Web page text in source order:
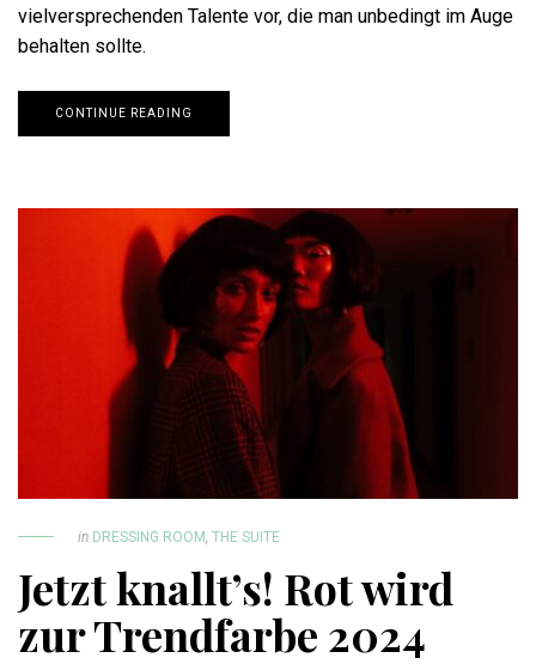
vielversprechenden Talente vor, die man unbedingt im Auge
behalten sollte.
CONTINUE READING
in DRESSING ROOM THE SUITE
Jetzt knallt’s! Rot wird
zur Trendfarbe 2024